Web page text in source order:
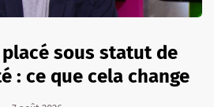
sous statut de
: ce que cela change